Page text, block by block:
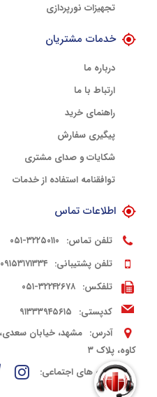
تجهیزات نورپردازی
خدمات مشتریان
درباره ما
ارتباط با ما
راهنمای خرید
پیگیری سفارش
شکایات و صدای مشتری
توافقنامه استفاده از خدمات
اطلاعات تماس
تلفن تماس: ۳۲۲۵۰۱۱۰-۰۵۱
تلفن پشتیبانی: ۰۹۱۵۳۱۷۱۳۳۴ (پاسخگویی ۹ صبح الی ۱۰ شب )
تلفکس: ۳۲۲۴۲۶۷۸-۰۵۱
کدپستی: ۹۱۳۳۳۹۴۵۶۱۵
آدرس:
کاوه، پلاک ۳
شبکه های اجتماعی: